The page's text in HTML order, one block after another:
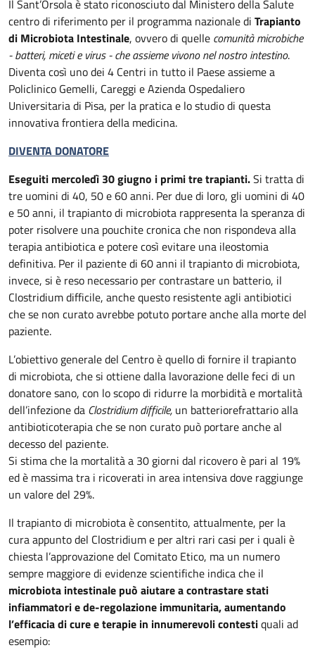
Il Sant’Orsola è stato riconosciuto dal Ministero della Salute
centro di riferimento per il programma nazionale di Trapianto
di Microbiota Intestinale, ovvero di quelle comunità microbiche
- batteri, miceti e virus - che assieme vivono nel nostro intestino.
Diventa così uno dei 4 Centri in tutto il Paese assieme a
Policlinico Gemelli, Careggi e Azienda Ospedaliero
Universitaria di Pisa, per la pratica e lo studio di questa
innovativa frontiera della medicina.
DIVENTA DONATORE
Eseguiti mercoledì 30 giugno i primi tre trapianti.Si tratta di
tre uomini di 40, 50 e 60 anni. Per due di loro, gli uomini di 40
e 50 anni, il trapianto di microbiota rappresenta la speranza di
poter risolvere una pouchite cronica che non rispondeva alla
terapia antibiotica e potere così evitare una ileostomia
definitiva. Per il paziente di 60 anni il trapianto di microbiota,
invece, si è reso necessario per contrastare un batterio, il
Clostridium difficile, anche questo resistente agli antibiotici
che se non curato avrebbe potuto portare anche alla morte del
paziente.
L’obiettivo generale del Centro è quello di fornire il trapianto
di microbiota, che si ottiene dalla lavorazione delle feci di un
donatore sano, con lo scopo di ridurre la morbidità e mortalità
dell’infezione da Clostridium difficile, un batteriorefrattario alla
antibioticoterapia che se non curato può portare anche al
decesso del paziente.
Si stima che la mortalità a 30 giorni dal ricovero è pari al 19%
ed è massima tra i ricoverati in area intensiva dove raggiunge
un valore del 29%.
Il trapianto di microbiota è consentito, attualmente, per la
cura appunto del Clostridium e per altri rari casi per i quali è
chiesta l’approvazione del Comitato Etico, ma un numero
sempre maggiore di evidenze scientifiche indica che il
microbiota intestinale può aiutare a contrastare stati
infiammatori e de-regolazione immunitaria, aumentando
l’efficacia di cure e terapie in innumerevoli contestiquali ad
esempio: